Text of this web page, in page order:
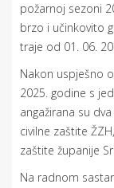
požarnoj sezoni
brzo i učinkovito
traje od 01. 06.
Nakon uspješno
2025. godine s
angažirana su
civilne zaštite
zaštite županije
Na radnom